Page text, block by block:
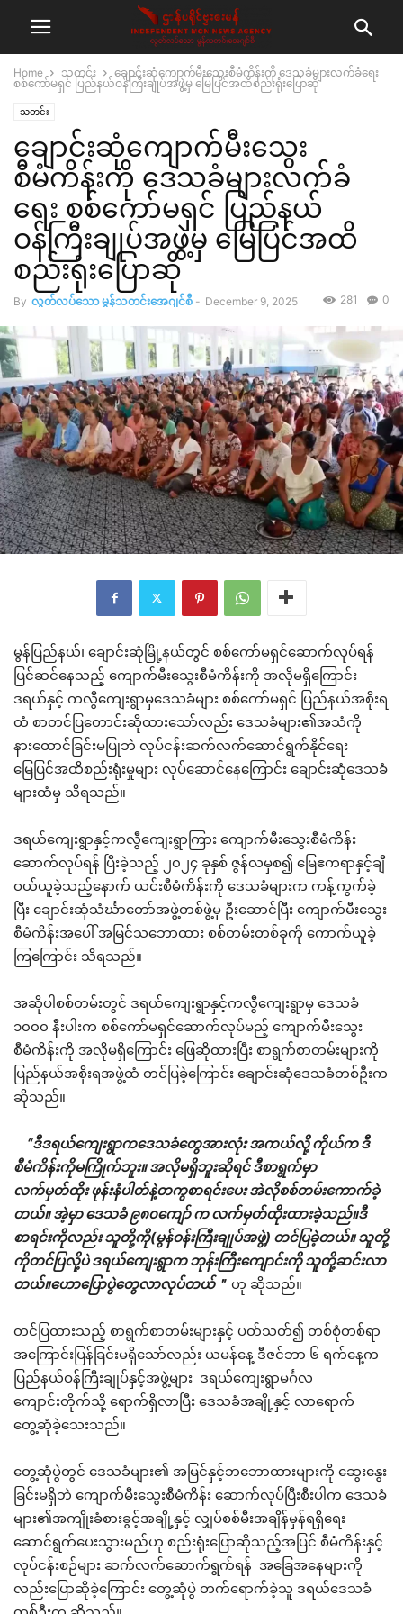
Home သတင်း
ချောင်းဆုံကျောက်မီးသွေးစီမံကိန်းကို ဒေသခံများလက်ခံရေး
စစ်ကော်မရှင် ပြည်နယ်ဝန်ကြီးချုပ်အဖွဲ့မှ မြေပြင်အထိစည်းရုံးပြောဆို
သတင်း
ချောင်းဆုံကျောက်မီးသွေး
စီမံကိန်းကို ဒေသခံများလက်ခံ
ရေး စစ်ကော်မရှင် ပြည်နယ်
ဝန်ကြီးချုပ်အဖွဲ့မှ မြေပြင်အထိ
စည်းရုံးပြောဆို
By လွတ်လပ်သော မွန်သတင်းအေဂျင်စီ - December 9, 2025 0
281
မွန်ပြည်နယ်၊ ချောင်းဆုံမြို့နယ်တွင် စစ်ကော်မရှင်ဆောက်လုပ်ရန်
ပြင်ဆင်နေသည့် ကျောက်မီးသွေးစီမံကိန်းကို အလိုမရှိကြောင်း
ဒရယ်နှင့် ကလွီကျေးရွာမှဒေသခံများ စစ်ကော်မရှင် ပြည်နယ်အစိုးရ
ထံ စာတင်ပြတောင်းဆိုထားသော်လည်း ဒေသခံများ၏အသံကို
နားထောင်ခြင်းမပြုဘဲ လုပ်ငန်းဆက်လက်ဆောင်ရွက်နိုင်ရေး
မြေပြင်အထိစည်းရုံးမှုများ လုပ်ဆောင်နေကြောင်း ချောင်းဆုံဒေသခံ
များထံမှ သိရသည်။
ဒရယ်ကျေးရွာနှင့်ကလွီကျေးရွာကြား ကျောက်မီးသွေးစီမံကိန်း
ဆောက်လုပ်ရန် ပြီးခဲ့သည့် ၂၀၂၄ ခုနှစ် ဇွန်လမှစ၍ မြေဧကရာနှင့်ချီ
ဝယ်ယူခဲ့သည့်နောက် ယင်းစီမံကိန်းကို ဒေသခံများက ကန့်ကွက်ခဲ့
ပြီး ချောင်းဆုံသံင်္ဃာတော်အဖွဲ့တစ်ဖွဲ့မှ ဦးဆောင်ပြီး ကျောက်မီးသွေး
စီမံကိန်းအပေါ် အမြင်သဘောထား စစ်တမ်းတစ်ခုကို ကောက်ယူခဲ့
ကြကြောင်း သိရသည်။
အဆိုပါစစ်တမ်းတွင် ဒရယ်ကျေးရွာနှင့်ကလွီကျေးရွာမှ ဒေသခံ
၁၀၀၀ နီးပါးက စစ်ကော်မရှင်ဆောက်လုပ်မည့် ကျောက်မီးသွေး
စီမံကိန်းကို အလိုမရှိကြောင်း ဖြေဆိုထားပြီး စာရွက်စာတမ်းများကို
ပြည်နယ်အစိုးရအဖွဲ့ထံ တင်ပြခဲ့ကြောင်း ချောင်းဆုံဒေသခံတစ်ဦးက
ဆိုသည်။
“ဒီဒရယ်ကျေးရွာကဒေသခံတွေအားလုံး အကယ်လို့ ကိုယ်က ဒီ
စီမံကိန်းကိုမကြိုက်ဘူး။ အလိုမရှိဘူးဆိုရင် ဒီစာရွက်မှာ
လက်မှတ်ထိုး ဖုန်းနံပါတ်နဲ့တကွစာရင်းပေး အဲလိုစစ်တမ်းကောက်ခဲ့
တယ်။ အဲ့မှာ ဒေသခံ ၉၈၀ကျော် က လက်မှတ်ထိုးထားခဲ့သည်။ဒီ
စာရင်းကိုလည်း သူတို့ကို(မွန်ဝန်းကြီးချုပ်အဖွဲ့) တင်ပြခဲ့တယ်။ သူတို့
ကိုတင်ပြလို့ပဲ ဒရယ်ကျေးရွာက ဘုန်းကြီးကျောင်းကို သူတို့ဆင်းလာ
တယ်။ဟောပြောပွဲတွေလာလုပ်တယ်＂ ဟု ဆိုသည်။
တင်ပြထားသည့် စာရွက်စာတမ်းများနှင့် ပတ်သတ်၍ တစ်စုံတစ်ရာ
အကြောင်းပြန်ခြင်းမရှိသော်လည်း ယမန်နေ့ ဒီဇင်ဘာ ၆ ရက်နေ့က
ပြည်နယ်ဝန်ကြီးချုပ်နှင့်အဖွဲ့များ ဒရယ်ကျေးရွာမင်္ဂလ
ကျောင်းတိုက်သို့ ရောက်ရှိလာပြီး ဒေသခံအချို့နှင့် လာရောက်
တွေ့ဆုံခဲ့သေးသည်။
တွေ့ဆုံပွဲတွင် ဒေသခံများ၏ အမြင်နှင့်ဘဘောထားများကို ဆွေးနွေး
ခြင်းမရှိဘဲ ကျောက်မီးသွေးစီမံကိန်း ဆောက်လုပ်ပြီးစီးပါက ဒေသခံ
များ၏အကျိုးခံစားခွင့်အချို့နှင့် လျှပ်စစ်မီးအချိန်မှန်ရရှိရေး
ဆောင်ရွက်ပေးသွားမည်ဟု စည်းရုံးပြောဆိုသည့်အပြင် စီမံကိန်းနှင့်
လုပ်ငန်းစဉ်များ ဆက်လက်ဆောက်ရွက်ရန် အခြေအနေများကို
လည်းပြောဆိုခဲ့ကြောင်း တွေ့ဆုံပွဲ တက်ရောက်ခဲ့သူ ဒရယ်ဒေသခံ